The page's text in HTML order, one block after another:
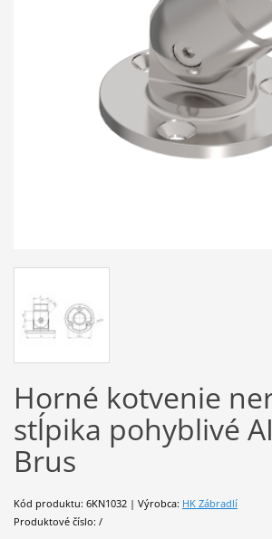
Horné kotvenie
stĺpika pohyblivé
Brus
Kód produktu: 6KN1032 | Výrobca: HK Zábradlí
Produktové číslo: /